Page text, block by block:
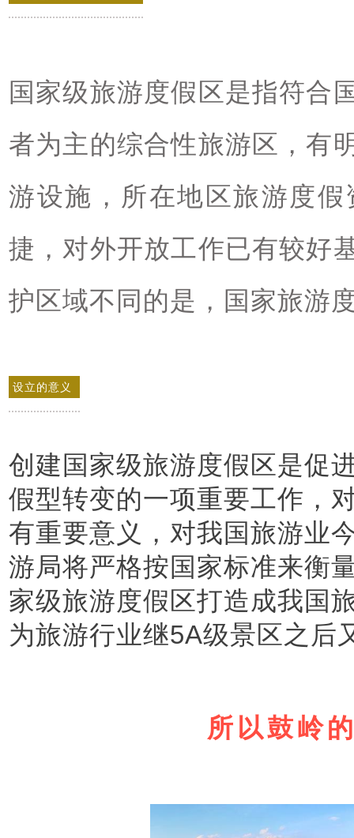
国家级旅游度假区是指符合
者为主的综合性旅游区，有
游设施，所在地区旅游度
捷，对外开放工作已有较好
护区域不同的是，国家旅游
设立的意义
创建国家级旅游度假区是促
假型转变的一项重要工作，
有重要意义，对我国旅游业
游局将严格按国家标准来衡
家级旅游度假区打造成我国
为旅游行业继5A级景区之后
所以鼓岭